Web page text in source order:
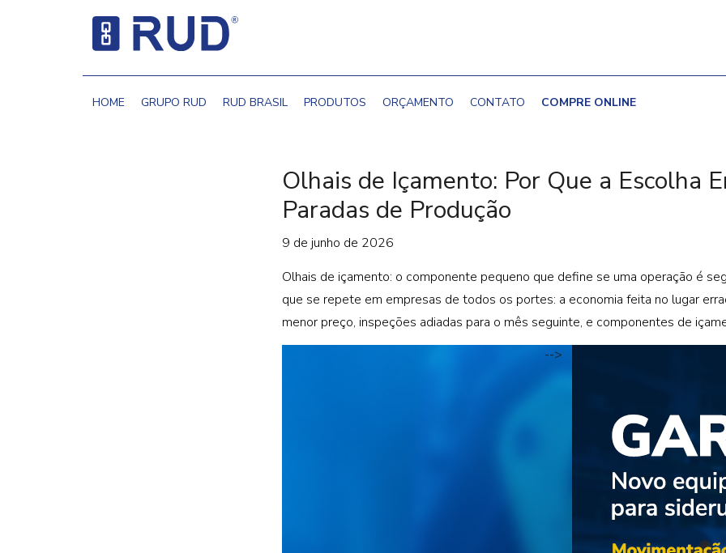
HOME GRUPO RUD RUD BRASIL PRODUTOS ORÇAMENTO CONTATO COMPRE ONLINE
Olhais de Içamento: Por Que a Escolha
Paradas de Produção
9 de junho de 2026
Olhais de içamento: o componente pequeno que define se uma operação é
que se repete em empresas de todos os portes: a economia feita no lugar
menor preço, inspeções adiadas para o mês seguinte, e componentes de
-->